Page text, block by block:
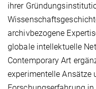
ihrer
archivbezogene
globale intellektuelle
Contemporary Art
experimentelle Ansätze